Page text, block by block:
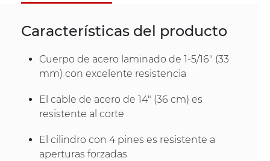
Características del producto
Cuerpo de acero laminado de 1-5/16" (33
mm) con excelente resistencia
El cable de acero de 14" (36 cm) es
resistente al corte
El cilindro con 4 pines es resistente a
aperturas forzadas